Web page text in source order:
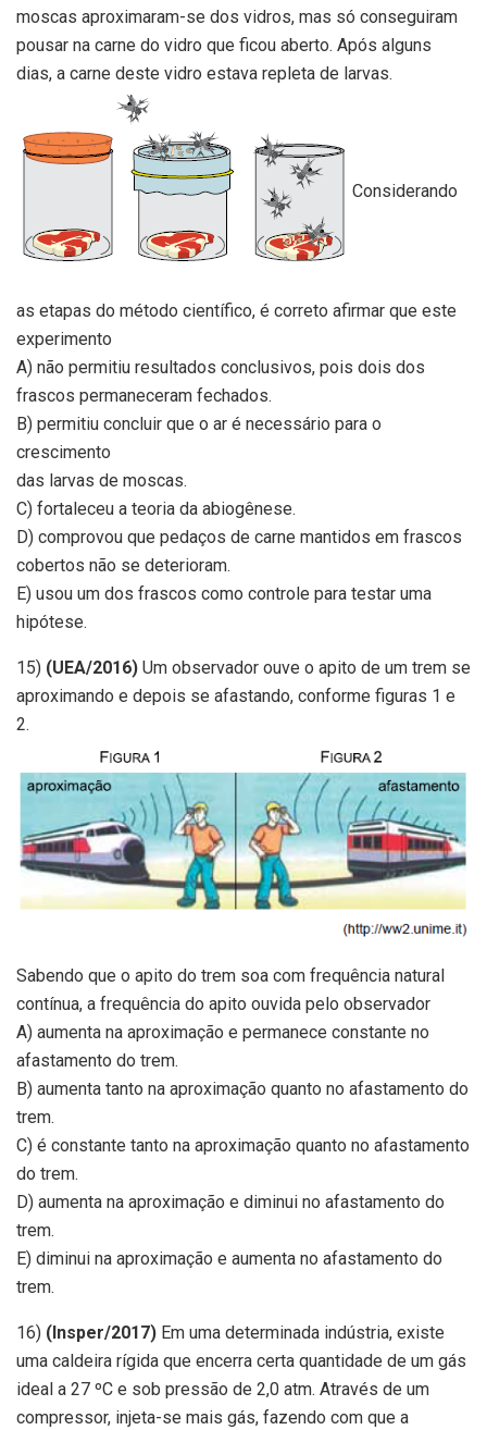
moscas aproximaram-se dos vidros, mas só conseguiram
pousar na carne do vidro que ficou aberto. Após alguns
dias, a carne deste vidro estava repleta de larvas.
Considerando
as etapas do método científico, é correto afirmar que este
experimento
A) não permitiu resultados conclusivos, pois dois dos
frascos permaneceram fechados.
B) permitiu concluir que o ar é necessário para o
crescimento
das larvas de moscas.
C) fortaleceu a teoria da abiogênese.
D) comprovou que pedaços de carne mantidos em frascos
cobertos não se deterioram.
E) usou um dos frascos como controle para testar uma
hipótese.
15) (UEA/2016) Um observador ouve o apito de um trem se
aproximando e depois se afastando, conforme figuras 1 e
2.
Sabendo que o apito do trem soa com frequência natural
contínua, a frequência do apito ouvida pelo observador
A) aumenta na aproximação e permanece constante no
afastamento do trem.
B) aumenta tanto na aproximação quanto no afastamento do
trem.
C) é constante tanto na aproximação quanto no afastamento
do trem.
D) aumenta na aproximação e diminui no afastamento do
trem.
E) diminui na aproximação e aumenta no afastamento do
trem.
16) (Insper/2017) Em uma determinada indústria, existe
uma caldeira rígida que encerra certa quantidade de um gás
ideal a 27 ºC e sob pressão de 2,0 atm. Através de um
compressor, injeta-se mais gás, fazendo com que a